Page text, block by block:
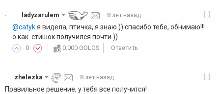
· [-]
ladyzarulem · 8 лет назад
@catykя видела, птичка, я знаю )) спасибо тебе, обнимаю!!!
о как. стишок получился почти ))
0 0.000 GOLOS Ответить
[-]
zhelezka · 8 лет назад
Правильное решение, у тебя все получится!